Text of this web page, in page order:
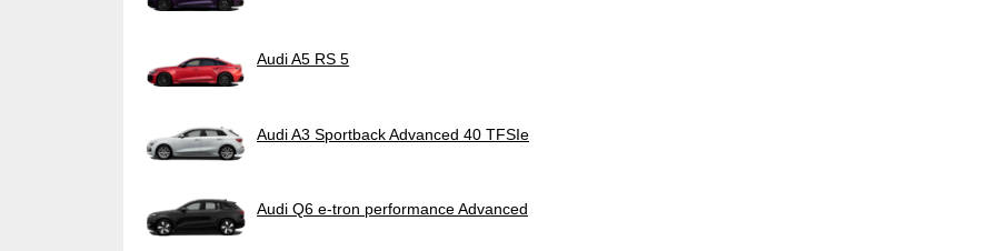
Audi A5 RS 5
Audi A3 Sportback Advanced 40 TFSIe
Audi Q6 e-tron performance Advanced